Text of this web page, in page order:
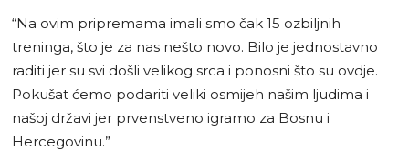
“Na ovim pripremama imali smo čak 15 ozbiljnih
treninga, što je za nas nešto novo. Bilo je jednostavno
raditi jer su svi došli velikog srca i ponosni što su ovdje.
Pokušat ćemo podariti veliki osmijeh našim ljudima i
našoj državi jer prvenstveno igramo za Bosnu i
Hercegovinu.”